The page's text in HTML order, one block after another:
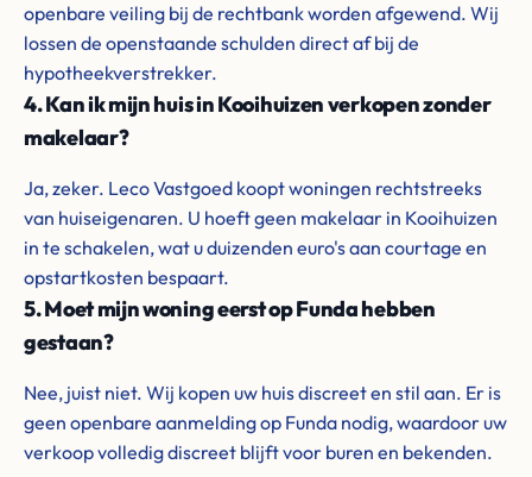
openbare veiling bij de rechtbank worden afgewend. Wij
lossen de openstaande schulden direct af bij de
hypotheekverstrekker.
4. Kan ik mijn huis in Kooihuizen verkopen zonder
makelaar?
Ja, zeker. Leco Vastgoed koopt woningen rechtstreeks
van huiseigenaren. U hoeft geen makelaar in Kooihuizen
in te schakelen, wat u duizenden euro's aan courtage en
opstartkosten bespaart.
5. Moet mijn woning eerst op Funda hebben
gestaan?
Nee, juist niet. Wij kopen uw huis discreet en stil aan. Er is
geen openbare aanmelding op Funda nodig, waardoor uw
verkoop volledig discreet blijft voor buren en bekenden.